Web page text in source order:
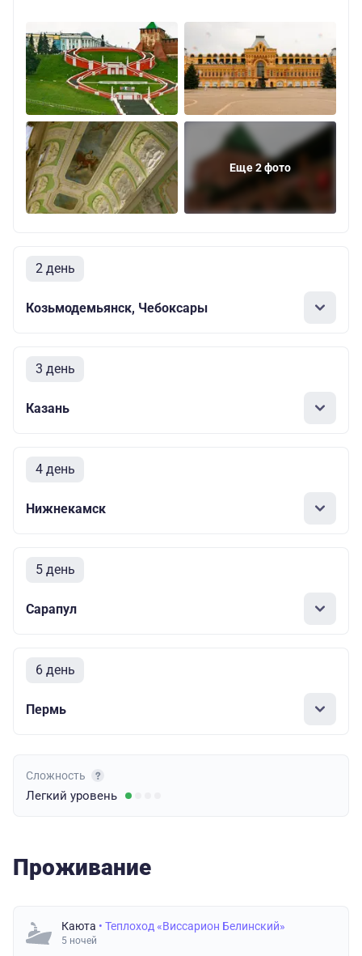
Еще 2 фото
2 день
Козьмодемьянск, Чебоксары
3 день
Казань
4 день
Нижнекамск
5 день
Сарапул
6 день
Пермь
Сложность
Легкий уровень
Проживание
Каюта • Теплоход «Виссарион Белинский»
5 ночей